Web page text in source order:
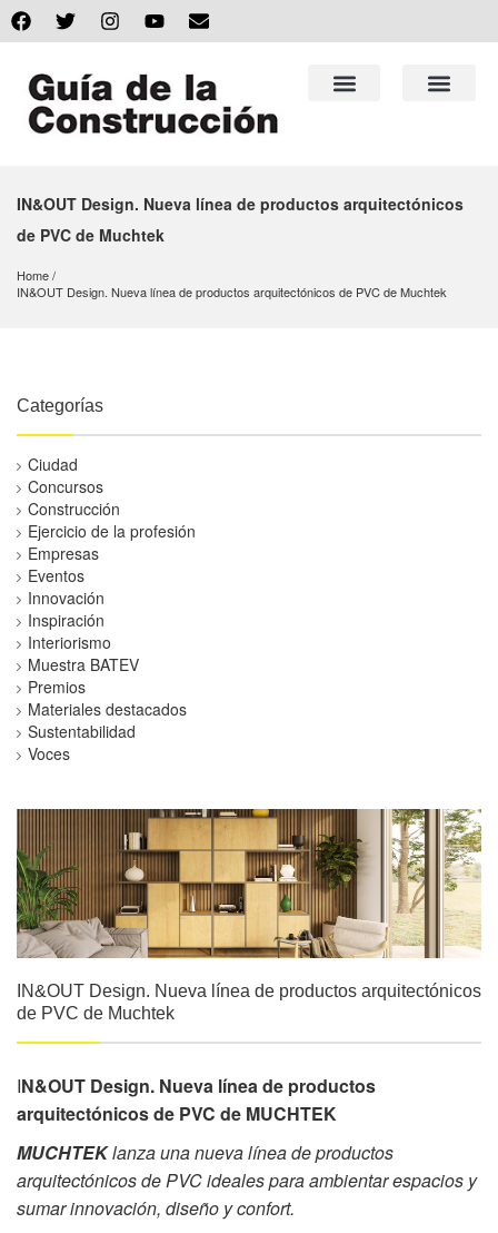
IN&OUT Design. Nueva línea de productos arquitectónicos
de PVC de Muchtek
Home
IN&OUT Design. Nueva línea de productos arquitectónicos de PVC de Muchtek
Categorías
Ciudad
Concursos
Construcción
Ejercicio de la profesión
Empresas
Eventos
Innovación
Inspiración
Interiorismo
Muestra BATEV
Premios
Materiales destacados
Sustentabilidad
Voces
IN&OUT Design. Nueva línea de productos arquitectónicos
de PVC de Muchtek
IN&OUT Design. Nueva línea de productos
arquitectónicos de PVC de MUCHTEK
MUCHTEKlanza una nueva línea de productos
arquitectónicos de PVC ideales para ambientar espacios y
sumar innovación, diseño y confort.